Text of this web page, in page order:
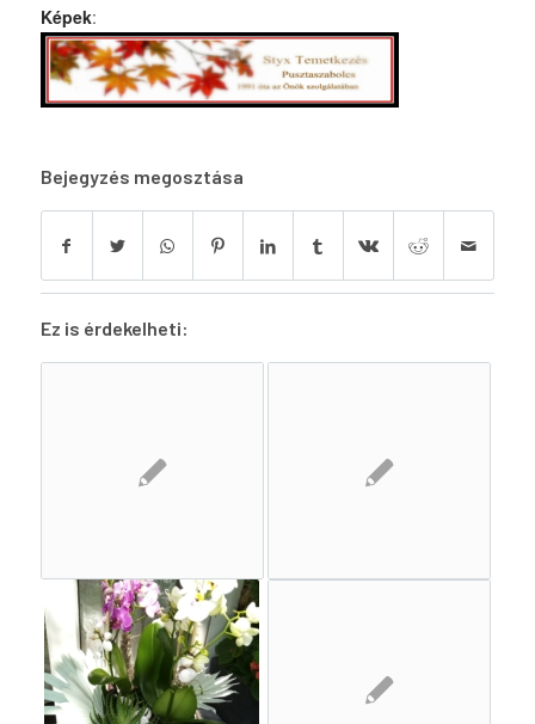
Képek:
Bejegyzés megosztása
Ez is érdekelheti: